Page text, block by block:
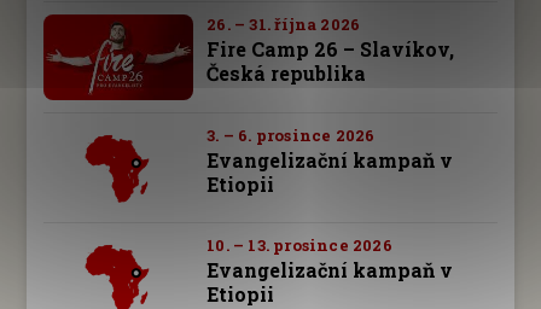
26. – 31. října 2026
Fire Camp 26 – Slavíkov,
Česká republika
3. – 6. prosince 2026
Evangelizační kampaň v
Etiopii
10. – 13. prosince 2026
Evangelizační kampaň v
Etiopii